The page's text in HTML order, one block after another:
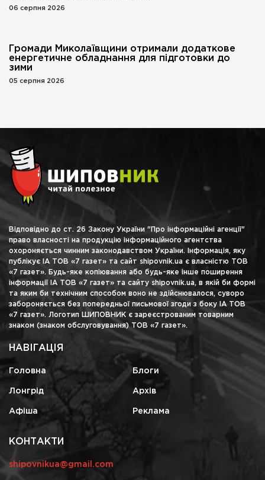
06 серпня 2026
Громади Миколаївщини отримали додаткове
енергетичне обладнання для підготовки до
зими
05 серпня 2026
Відповідно до ст. 26 Закону України "Про інформаційні агенції"
право власності на продукцію інформаційного агентства
охороняється чинним законодавством України. Інформація, яку
публікує ІА ТОВ «7 газет» та сайт shipovnik.ua є власністю ТОВ
«7 газет». Будь-яке копіювання або будь-яке інше поширення
інформації ІА ТОВ «7 газет» та сайту shipovnik.ua, в якій би формі
та яким би технічним способом воно не здійснювалося, суворо
забороняється без попередньої письмової згоди з боку ІА ТОВ
«7 газет». Логотип ШИПОВНИК є зареєстрованим товарним
знаком (знаком обслуговування) ТОВ «7 газет».
НАВІГАЦІЯ
Головна Блоги
Лонгрід Архів
Афіша Реклама
КОНТАКТИ
shipovnikua@gmail.com